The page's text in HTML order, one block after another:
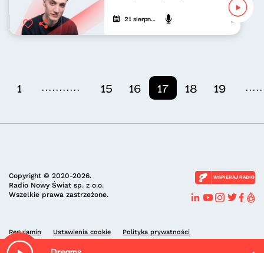
21 sierpnia 2022 Mateusz
1 ........... 15 16 17 18 19
Copyright © 2020-2026.
Radio Nowy Świat sp. z o.o.
Wszelkie prawa zastrzeżone.
WSPIERAJ RADIO
Regulamin Ustawienia cookie Polityka prywatności